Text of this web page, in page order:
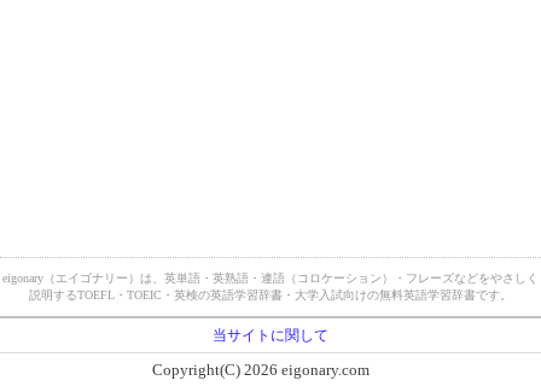
eigonary（エイゴナリー）は、英単語・英熟語・連語（コロケーション）・フレーズなどをやさしく
説明するTOEFL・TOEIC・英検の英語学習辞書・大学入試向けの無料英語学習辞書です。
当サイトに関して
Copyright(C) 2026 eigonary.com